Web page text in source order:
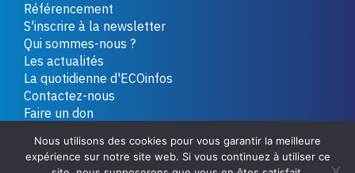
Référencement
S'inscrire à la newsletter
Qui sommes-nous ?
Les actualités
La quotidienne d'ECOinfos
Contactez-nous
Faire un don
Copyright 2026 - Tous droits réservés Plan du site
Nous utilisons des cookies pour vous garantir la meilleure
expérience sur notre site web. Si vous continuez à utiliser ce